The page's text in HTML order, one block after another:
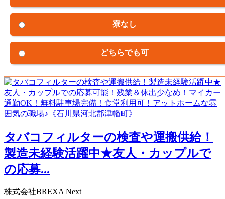
寮なし
どちらでも可
タバコフィルターの検査や運搬供給！
製造未経験活躍中★友人・カップルで
の応募...
株式会社BREXA Next